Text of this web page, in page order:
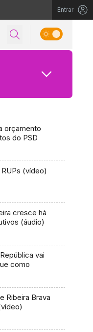
Entrar
orçamento
do PSD
(vídeo)
cresce há
(áudio)
vai
como
Ribeira Brava